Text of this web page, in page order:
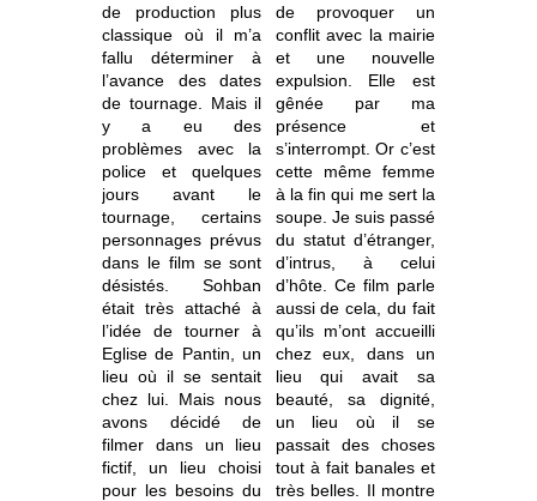
de production plus
classique où il m’a
fallu déterminer à
l’avance des dates
de tournage. Mais il
y a eu des
problèmes avec la
police et quelques
jours avant le
tournage, certains
personnages prévus
dans le film se sont
désistés. Sohban
était très attaché à
l’idée de tourner à
Eglise de Pantin, un
lieu où il se sentait
chez lui. Mais nous
avons décidé de
filmer dans un lieu
fictif, un lieu choisi
pour les besoins du
de provoquer un
conflit avec la mairie
et une nouvelle
expulsion. Elle est
gênée par ma
présence et
s’interrompt. Or c’est
cette même femme
à la fin qui me sert la
soupe. Je suis passé
du statut d’étranger,
d’intrus, à celui
d’hôte. Ce film parle
aussi de cela, du fait
qu’ils m’ont accueilli
chez eux, dans un
lieu qui avait sa
beauté, sa dignité,
un lieu où il se
passait des choses
tout à fait banales et
très belles. Il montre